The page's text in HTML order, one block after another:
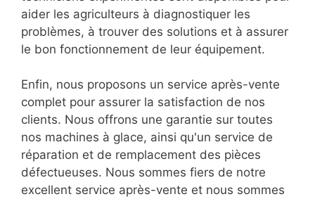
aider les agriculteurs à diagnostiquer les
problèmes, à trouver des solutions et à assurer
le bon fonctionnement de leur équipement.
Enfin, nous proposons un service après-vente
complet pour assurer la satisfaction de nos
clients. Nous offrons une garantie sur toutes
nos machines à glace, ainsi qu'un service de
réparation et de remplacement des pièces
défectueuses. Nous sommes fiers de notre
excellent service après-vente et nous sommes